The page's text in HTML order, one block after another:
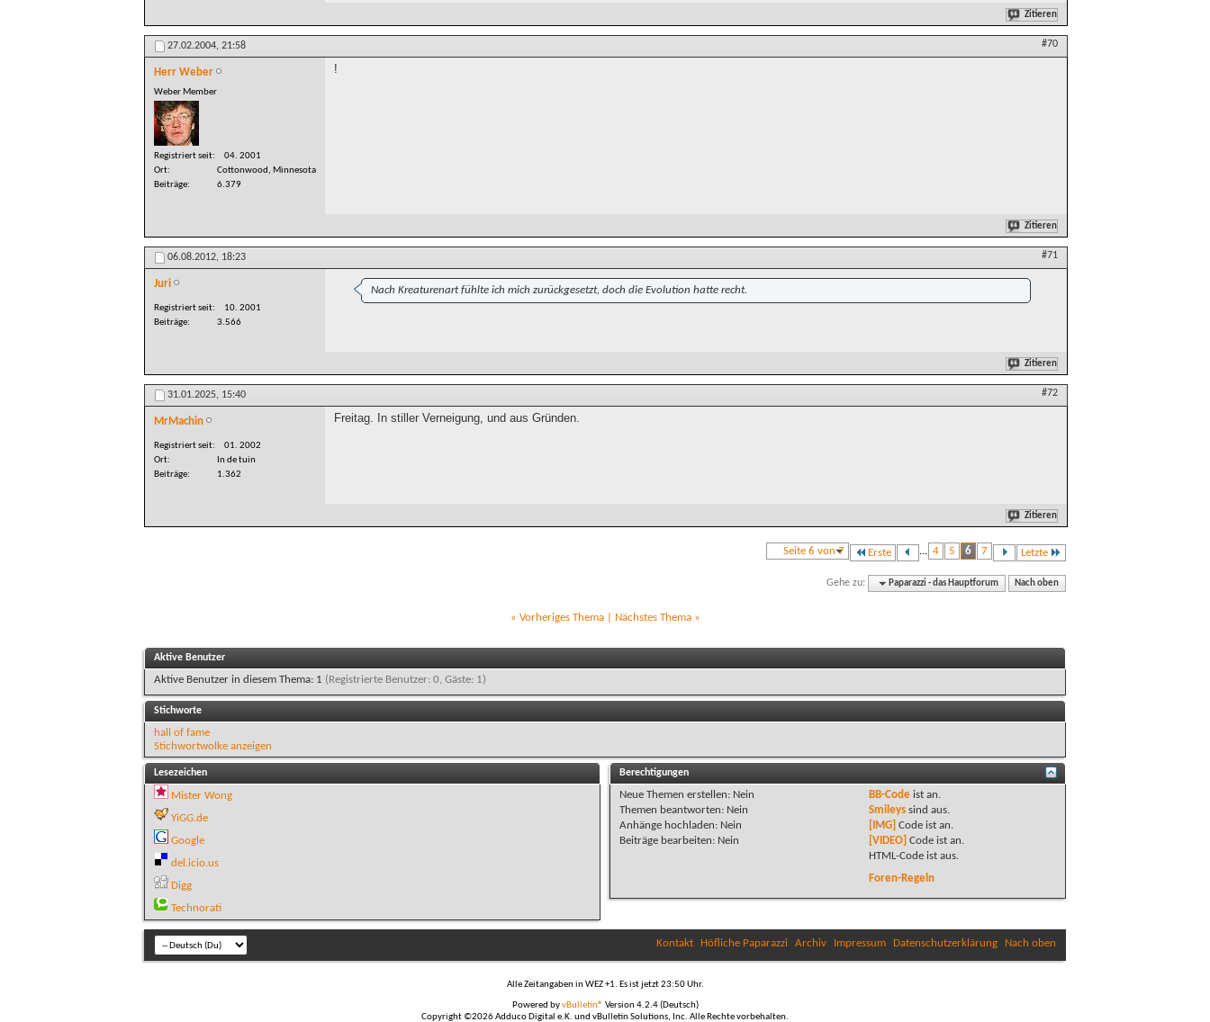
Zitieren
27.02.2004, 21:58 #70
Herr Weber
Weber Member
Registriert seit
04. 2001
Ort
Cottonwood, Minnesota
Beiträge
6.379
!
Zitieren
06.08.2012, 18:23 #71
Juri
Registriert seit
10. 2001
Beiträge
3.566
Nach Kreaturenart fühlte ich mich zurückgesetzt, doch die Evolution hatte recht.
Zitieren
31.01.2025, 15:40 #72
MrMachin
Registriert seit
01. 2002
Ort
In de tuin
Beiträge
1.362
Freitag. In stiller Verneigung, und aus Gründen.
Zitieren
Seite 6 von 7 Erste ... 4 5 6 7 Letzte
Gehe zu: Paparazzi - das Hauptforum Nach oben
« Vorheriges Thema| Nächstes Thema »
Aktive Benutzer
Aktive Benutzer in diesem Thema: 1 (Registrierte Benutzer: 0, Gäste: 1)
Stichworte
hall of fame
Stichwortwolke anzeigen
Lesezeichen
Mister Wong
YiGG.de
Google
del.icio.us
Digg
Technorati
Berechtigungen
Neue Themen erstellen: Nein
Themen beantworten: Nein
Anhänge hochladen: Nein
Beiträge bearbeiten: Nein
BB-Codeist an.
Smileyssind aus.
[IMG] Code ist an.
[VIDEO] Code ist an.
HTML-Code ist aus.
Foren-Regeln
Kontakt Höfliche Paparazzi Archiv Impressum Datenschutzerklärung Nach oben
Alle Zeitangaben in WEZ +1. Es ist jetzt23:50Uhr.
Powered byvBulletin® Version 4.2.4 (Deutsch)
Copyright ©2026 Adduco Digital e.K. und vBulletin Solutions, Inc. Alle Rechte vorbehalten.